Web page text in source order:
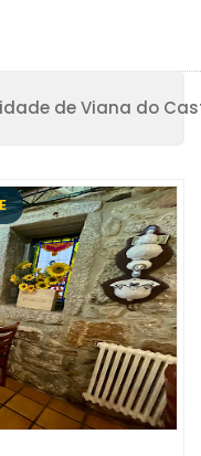
de Viana do